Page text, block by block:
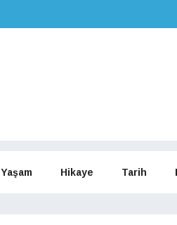
Yaşam Hikaye Tarih